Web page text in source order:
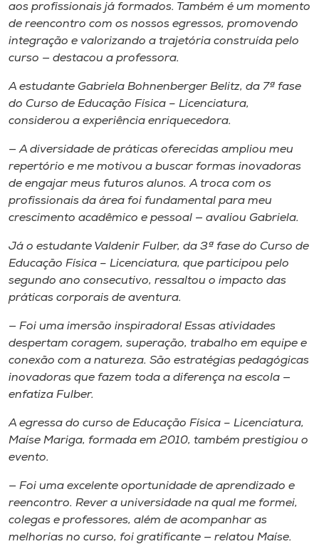
aos profissionais já formados. Também é um momento
de reencontro com os nossos egressos, promovendo
integração e valorizando a trajetória construída pelo
curso — destacou a professora.
A estudante Gabriela Bohnenberger Belitz, da 7ª fase
do Curso de Educação Física – Licenciatura,
considerou a experiência enriquecedora.
— A diversidade de práticas oferecidas ampliou meu
repertório e me motivou a buscar formas inovadoras
de engajar meus futuros alunos. A troca com os
profissionais da área foi fundamental para meu
crescimento acadêmico e pessoal — avaliou Gabriela.
Já o estudante Valdenir Fulber, da 3ª fase do Curso de
Educação Física – Licenciatura, que participou pelo
segundo ano consecutivo, ressaltou o impacto das
práticas corporais de aventura.
— Foi uma imersão inspiradora! Essas atividades
despertam coragem, superação, trabalho em equipe e
conexão com a natureza. São estratégias pedagógicas
inovadoras que fazem toda a diferença na escola —
enfatiza Fulber.
A egressa do curso de Educação Física – Licenciatura,
Maíse Mariga, formada em 2010, também prestigiou o
evento.
— Foi uma excelente oportunidade de aprendizado e
reencontro. Rever a universidade na qual me formei,
colegas e professores, além de acompanhar as
melhorias no curso, foi gratificante — relatou Maíse.